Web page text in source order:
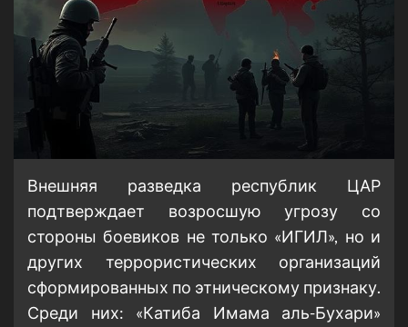
Внешняя разведка республик ЦАР
подтверждает возросшую угрозу со
стороны боевиков не только «ИГИЛ», но и
других террористических организаций
сформированных по этническому признаку.
Среди них: «Катиба Имама аль-Бухари»